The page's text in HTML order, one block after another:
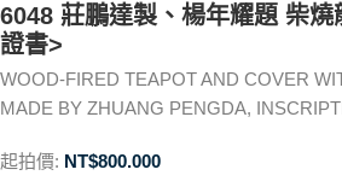
6048 莊鵬達製、楊年耀題 柴
證書>
WOOD-FIRED TEAPOT AND COVER
MADE BY ZHUANG PENGDA,
起拍價: NT$800.000